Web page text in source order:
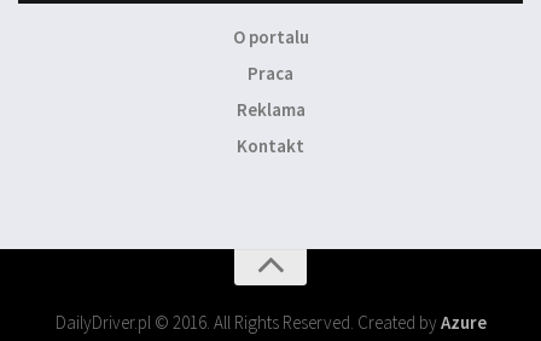
O portalu
Praca
Reklama
Kontakt
DailyDriver.pl © 2016. All Rights Reserved. Created byAzure